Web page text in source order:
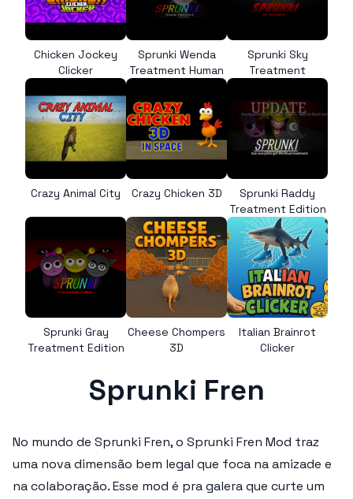
Chicken Jockey
Clicker
Sprunki Wenda
Treatment Human
Sprunki Sky
Treatment
Crazy Animal City Crazy Chicken 3D
Sprunki Raddy
Treatment Edition
Sprunki Gray
Treatment Edition
Cheese Chompers
3D
Italian Brainrot
Clicker
Sprunki Fren
No mundo de Sprunki Fren, o Sprunki Fren Mod traz
uma nova dimensão bem legal que foca na amizade e
na colaboração. Esse mod é pra galera que curte um